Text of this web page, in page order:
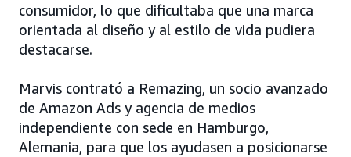
consumidor, lo que dificultaba que una marca
orientada al diseño y al estilo de vida pudiera
destacarse.
Marvis contrató a Remazing, un socio avanzado
de Amazon Ads y agencia de medios
independiente con sede en Hamburgo,
Alemania, para que los ayudasen a posicionarse